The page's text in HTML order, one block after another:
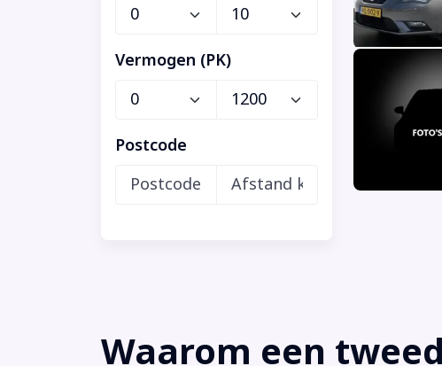
Vermogen (PK)
Postcode
Waarom een